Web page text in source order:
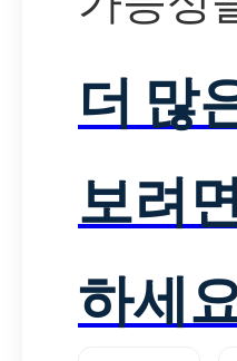
더 많
보려
하세